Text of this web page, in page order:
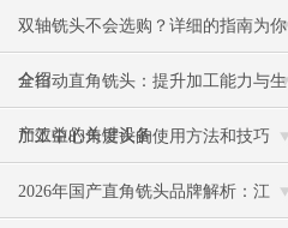
双轴铣头不会选购？详细的指南为你
介绍
全自动直角铣头：提升加工能力与生
产效益的关键设备
加工中心角度头的使用方法和技巧
2026年国产直角铣头品牌解析：江